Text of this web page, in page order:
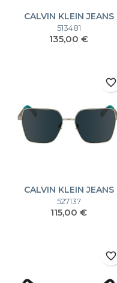
CALVIN KLEIN JEANS
CKJ23643MAG-SET
513481
Prezzo
135,00 €
CALVIN KLEIN JEANS
CKJ24201S CKJ24201S
527137
Prezzo
115,00 €
favorite_border
favorite_border